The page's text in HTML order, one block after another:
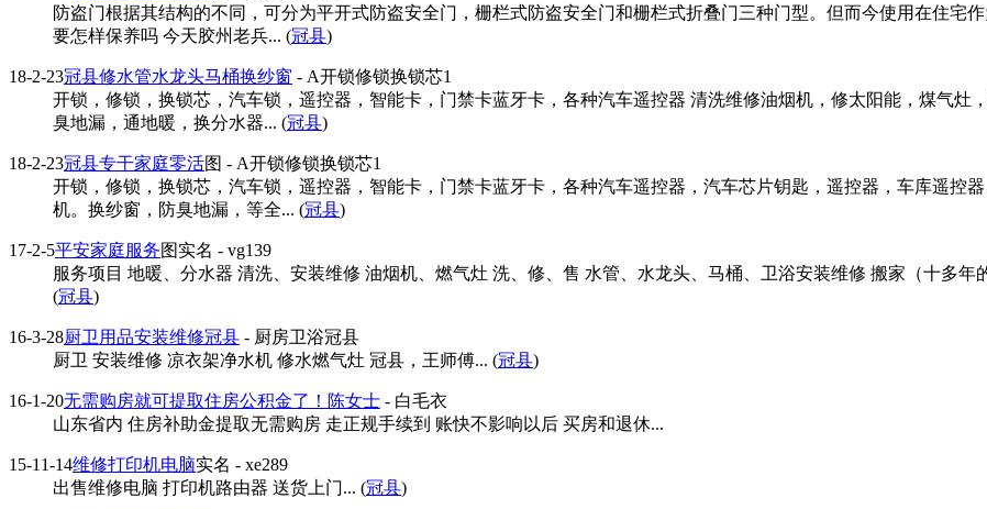
防盗门根据其结构的不同，可分为平开式防盗安全门，栅栏式防盗安全门和栅栏式折叠门三种门型。但而今使用在住宅
要怎样保养吗 今天胶州老兵... (冠县)
18-2-23冠县修水管水龙头马桶换纱窗 - A开锁修锁换锁芯1
开锁，修锁，换锁芯，汽车锁，遥控器，智能卡，门禁卡蓝牙卡，各种汽车遥控器 清洗维修油烟机，修太阳能，煤气灶
臭地漏，通地暖，换分水器... (冠县)
18-2-23冠县专干家庭零活图 - A开锁修锁换锁芯1
开锁，修锁，换锁芯，汽车锁，遥控器，智能卡，门禁卡蓝牙卡，各种汽车遥控器，汽车芯片钥匙，遥控器，车库遥控
机。换纱窗，防臭地漏，等全... (冠县)
17-2-5平安家庭服务图实名 - vg139
服务项目 地暖、分水器 清洗、安装维修 油烟机、燃气灶 洗、修、售 水管、水龙头、马桶、卫浴安装维修 搬家（十多
(冠县)
16-3-28厨卫用品安装维修冠县 - 厨房卫浴冠县
厨卫 安装维修 凉衣架净水机 修水燃气灶 冠县，王师傅... (冠县)
16-1-20无需购房就可提取住房公积金了！陈女士 - 白毛衣
山东省内 住房补助金提取无需购房 走正规手续到 账快不影响以后 买房和退休...
15-11-14维修打印机电脑实名 - xe289
出售维修电脑 打印机路由器 送货上门... (冠县)